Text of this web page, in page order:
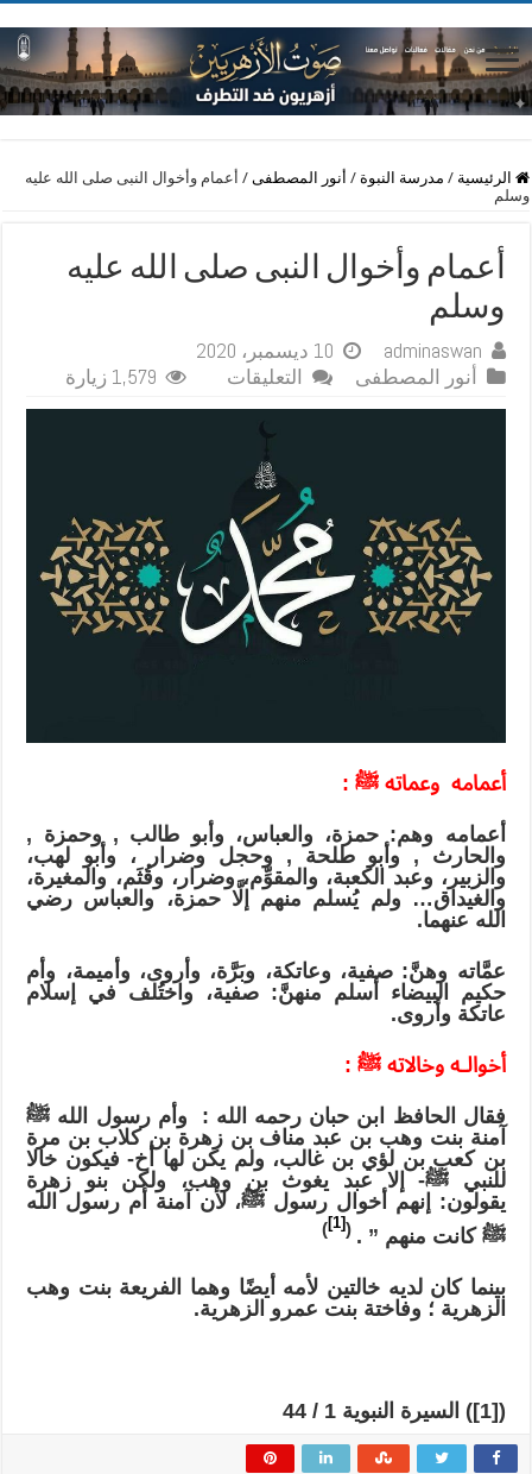
الرئيسية / مدرسة النبوة / أنور المصطفى / أعمام وأخوال النبى صلى الله عليه
وسلم
أعمام وأخوال النبى صلى الله عليه
وسلم
adminaswan
10 ديسمبر، 2020
أنور المصطفى
التعليقات
عليه
وسلم
مغلقة
1,579 زيارة
أعمامه وعماته ﷺ :
أعمامه وهم: حمزة، والعباس، وأبو طالب , وحمزة ,
والحارث , وأبو طلحة , وحجل وضرار ، وأبو لهب،
والزبير، وعبد الكعبة، والمقوِّم، وضرار، وقُثَم، والمغيرة،
والغيداق… ولم يُسلم منهم إلَّا حمزة، والعباس رضي
الله عنهما.
عمَّاته وهنَّ: صفية، وعاتكة، وبَرَّة، وأروى، وأميمة، وأم
حكيم البيضاء أسلم منهنَّ: صفية، واختُلف في إسلام
عاتكة وأروى.
أخوالـه وخالاته ﷺ :
فقال الحافظ ابن حبان رحمه الله : وأم رسول الله ﷺ
آمنة بنت وهب بن عبد مناف بن زهرة بن كلاب بن مرة
بن كعب بن لؤي بن غالب، ولم يكن لها أخ- فيكون خالا
للنبي ﷺ- إلا عبد يغوث بن وهب، ولكن بنو زهرة
يقولون: إنهم أخوال رسول ﷺ، لأن آمنة أم رسول الله
ﷺ كانت منهم ” . (
[1]
)
بينما كان لديه خالتين لأمه أيضًا وهما الفريعة بنت وهب
الزهرية ؛ وفاختة بنت عمرو الزهرية.
([1]) السيرة النبوية 1 / 44